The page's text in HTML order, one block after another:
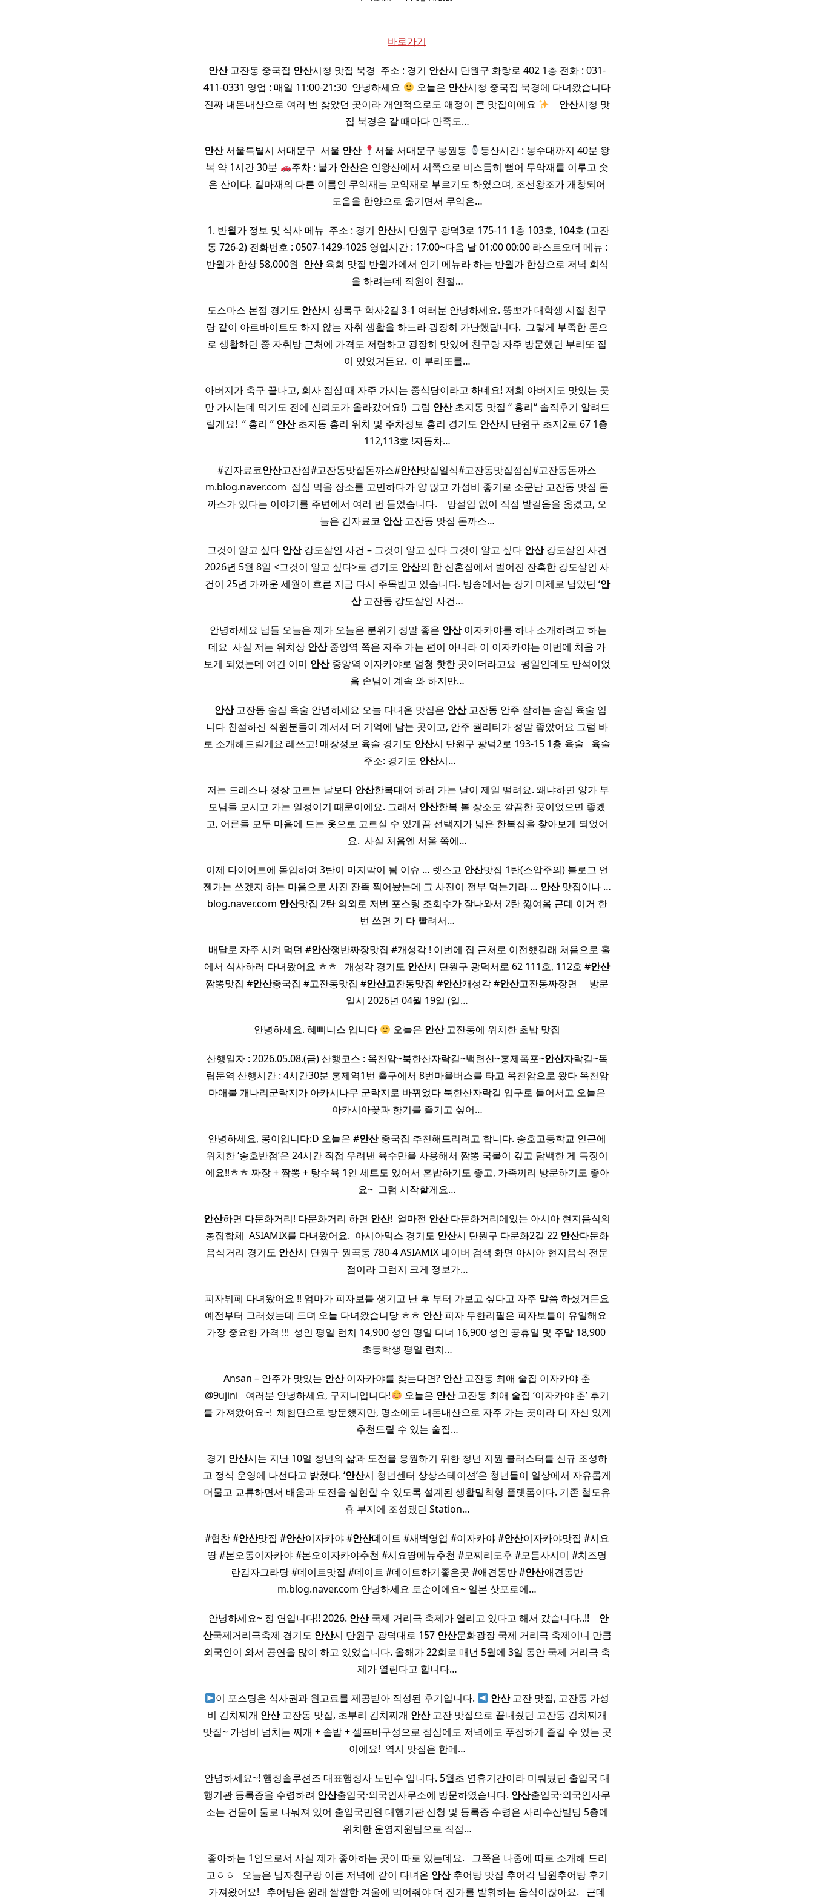
바로가기
안산고잔동 중국집 안산시청 맛집 북경 ​ 주소 : 경기 안산시 단원구 화랑로 402 1층 전화 : 031-
411-0331 영업 : 매일 11:00-21:30 ​ 안녕하세요
오늘은 안산시청 중국집 북경에 다녀왔습니다
진짜 내돈내산으로 여러 번 찾았던 곳이라 개인적으로도 애정이 큰 맛집이에요
안산시청 맛
집 북경은 갈 때마다 만족도…
안산서울특별시 서대문구 ​ 서울 안산 서울 서대문구 봉원동
등산시간 : 봉수대까지 40분 왕
복 약 1시간 30분
주차 : 불가 안산은 인왕산에서 서쪽으로 비스듬히 뻗어 무악재를 이루고 솟
은 산이다. 길마재의 다른 이름인 무악재는 모악재로 부르기도 하였으며, 조선왕조가 개창되어
도읍을 한양으로 옮기면서 무악은…
​ 1. 반월가 정보 및 식사 메뉴 ​ 주소 : 경기 안산시 단원구 광덕3로 175-11 1층 103호, 104호 (고잔
동 726-2) 전화번호 : 0507-1429-1025 영업시간 : 17:00~다음 날 01:00 00:00 라스트오더 메뉴 :
반월가 한상 58,000원 ​ 안산육회 맛집 반월가에서 인기 메뉴라 하는 반월가 한상으로 저녁 회식
을 하려는데 직원이 친절…
도스마스 본점 경기도 안산시 상록구 학사2길 3-1 여러분 안녕하세요. 뚱뽀가 대학생 시절 친구
랑 같이 아르바이트도 하지 않는 자취 생활을 하느라 굉장히 가난했답니다. ​ 그렇게 부족한 돈으
로 생활하던 중 자취방 근처에 가격도 저렴하고 굉장히 맛있어 친구랑 자주 방문했던 부리또 집
이 있었거든요. ​ 이 부리또를…
아버지가 축구 끝나고, 회사 점심 때 자주 가시는 중식당이라고 하네요! 저희 아버지도 맛있는 곳
만 가시는데 먹기도 전에 신뢰도가 올라갔어요!) ​ 그럼 안산초지동 맛집 “ 홍리“ 솔직후기 알려드
릴게요! ​ “ 홍리 ” 안산초지동 홍리 위치 및 주차정보 홍리 경기도 안산시 단원구 초지2로 67 1층
112,113호 !자동차…
#긴자료코안산고잔점#고잔동맛집돈까스#안산맛집일식#고잔동맛집점심#고잔동돈까스
m.blog.naver.com ​ 점심 먹을 장소를 고민하다가 양 많고 가성비 좋기로 소문난 고잔동 맛집 돈
까스가 있다는 이야기를 주변에서 여러 번 들었습니다. ​ ​ ​ 망설임 없이 직접 발걸음을 옮겼고, 오
늘은 긴자료코 안산고잔동 맛집 돈까스…
그것이 알고 싶다 안산강도살인 사건 – 그것이 알고 싶다 그것이 알고 싶다 안산강도살인 사건
2026년 5월 8일 <그것이 알고 싶다>로 경기도 안산의 한 신혼집에서 벌어진 잔혹한 강도살인 사
건이 25년 가까운 세월이 흐른 지금 다시 주목받고 있습니다. 방송에서는 장기 미제로 남았던 ‘안
산고잔동 강도살인 사건…
​ 안녕하세요 님들 오늘은 제가 오늘은 분위기 정말 좋은 안산이자카야를 하나 소개하려고 하는
데요 ​ 사실 저는 위치상 안산중앙역 쪽은 자주 가는 편이 아니라 이 이자카야는 이번에 처음 가
보게 되었는데 여긴 이미 안산중앙역 이자카야로 엄청 핫한 곳이더라고요 ​ 평일인데도 만석이었
음 손님이 계속 와 하지만…
안산고잔동 술집 육술 안녕하세요 오늘 다녀온 맛집은 안산고잔동 안주 잘하는 술집 육술 입
니다 친절하신 직원분들이 계서서 더 기억에 남는 곳이고, 안주 퀄리티가 정말 좋았어요 그럼 바
로 소개해드릴게요 레쓰고! 매장정보 육술 경기도 안산시 단원구 광덕2로 193-15 1층 육술 ​ ​ 육술
​ ​ 주소: 경기도 안산시…
​ 저는 드레스나 정장 고르는 날보다 안산한복대여 하러 가는 날이 제일 떨려요. 왜냐하면 양가 부
모님들 모시고 가는 일정이기 때문이에요. 그래서 안산한복 볼 장소도 깔끔한 곳이었으면 좋겠
고, 어른들 모두 마음에 드는 옷으로 고르실 수 있게끔 선택지가 넓은 한복집을 찾아보게 되었어
요. ​ 사실 처음엔 서울 쪽에…
이제 다이어트에 돌입하여 3탄이 마지막이 됨 이슈 … 렛스고 안산맛집 1탄(스압주의) 블로그 언
젠가는 쓰겠지 하는 마음으로 사진 잔뜩 찍어놨는데 그 사진이 전부 먹는거라 … 안산맛집이나 …
blog.naver.com 안산맛집 2탄 의외로 저번 포스팅 조회수가 잘나와서 2탄 낋여옴 근데 이거 한
번 쓰면 기 다 빨려서…
​ ​ 배달로 자주 시켜 먹던 #안산쟁반짜장맛집 #개성각 ! 이번에 집 근처로 이전했길래 처음으로 홀
에서 식사하러 다녀왔어요 ㅎㅎ ​ ​ 개성각 경기도 안산시 단원구 광덕서로 62 111호, 112호 #안산
짬뽕맛집 #안산중국집 #고잔동맛집 #안산고잔동맛집 #안산개성각 #안산고잔동짜장면 ​ ​ ​ ​ 방문
일시 2026년 04월 19일 (일…
안녕하세요. 혜삐니스 입니다 오늘은 안산고잔동에 위치한 초밥 맛집
산행일자 : 2026.05.08.(금) 산행코스 : 옥천암~북한산자락길~백련산~홍제폭포~안산자락길~독
립문역 산행시간 : 4시간30분 홍제역1번 출구에서 8번마을버스를 타고 옥천암으로 왔다 옥천암
마애불 개나리군락지가 아카시나무 군락지로 바뀌었다 북한산자락길 입구로 들어서고 오늘은
아카시아꽃과 향기를 즐기고 싶어…
안녕하세요, 몽이입니다:D 오늘은 #안산중국집 추천해드리려고 합니다. 송호고등학교 인근에
위치한 ‘송호반점’은 24시간 직접 우려낸 육수만을 사용해서 짬뽕 국물이 깊고 담백한 게 특징이
에요!!ㅎㅎ 짜장 + 짬뽕 + 탕수육 1인 세트도 있어서 혼밥하기도 좋고, 가족끼리 방문하기도 좋아
요~ ​ 그럼 시작할게요…
안산하면 다문화거리! 다문화거리 하면 안산! ​ 얼마전 안산다문화거리에있는 아시아 현지음식의
총집합체 ​ ASIAMIX를 다녀왔어요. ​ 아시아믹스 경기도 안산시 단원구 다문화2길 22 안산다문화
음식거리 경기도 안산시 단원구 원곡동 780-4 ASIAMIX 네이버 검색 화면 아시아 현지음식 전문
점이라 그런지 크게 정보가…
피자뷔페 다녀왔어요 !! 엄마가 피자보틀 생기고 난 후 부터 가보고 싶다고 자주 말씀 하셨거든요
예전부터 그러셨는데 드뎌 오늘 다녀왔습니당 ㅎㅎ 안산피자 무한리필은 피자보틀이 유일해요 ​
가장 중요한 가격 !!! ​ 성인 평일 런치 14,900 성인 평일 디너 16,900 성인 공휴일 및 주말 18,900 ​
초등학생 평일 런치…
​ ​ Ansan – 안주가 맛있는 안산이자카야를 찾는다면? 안산고잔동 최애 술집 이자카야 춘 ​ ​
@9ujini ​ ​ 여러분 안녕하세요, 구지니입니다!
오늘은 안산고잔동 최애 술집 ‘이자카야 춘’ 후기
를 가져왔어요~! ​ 체험단으로 방문했지만, 평소에도 내돈내산으로 자주 가는 곳이라 더 자신 있게
추천드릴 수 있는 술집…
경기 안산시는 지난 10일 청년의 삶과 도전을 응원하기 위한 청년 지원 클러스터를 신규 조성하
고 정식 운영에 나선다고 밝혔다. ‘안산시 청년센터 상상스테이션’은 청년들이 일상에서 자유롭게
머물고 교류하면서 배움과 도전을 실현할 수 있도록 설계된 생활밀착형 플랫폼이다. 기존 철도유
휴 부지에 조성됐던 Station…
#협찬 #안산맛집 #안산이자카야 #안산데이트 #새벽영업 #이자카야 #안산이자카야맛집 #시요
땅 #본오동이자카야 #본오이자카야추천 #시요땅메뉴추천 #모찌리도후 #모듬사시미 #치즈명
란감자그라탕 #데이트맛집 #데이트 #데이트하기좋은곳 #애견동반 #안산애견동반
m.blog.naver.com 안녕하세요 토순이에요~ 일본 삿포로에…
​ 안녕하세요~ 정 연입니다!! 2026. 안산국제 거리극 축제가 열리고 있다고 해서 갔습니다..!! ​ ​ ​ 안
산국제거리극축제 경기도 안산시 단원구 광덕대로 157 안산문화광장 국제 거리극 축제이니 만큼
외국인이 와서 공연을 많이 하고 있었습니다. 올해가 22회로 매년 5월에 3일 동안 국제 거리극 축
제가 열린다고 합니다…
이 포스팅은 식사권과 원고료를 제공받아 작성된 후기입니다. 안산고잔 맛집, 고잔동 가성
비 김치찌개 안산고잔동 맛집, 초부리 김치찌개 안산고잔 맛집으로 끝내줬던 고잔동 김치찌개
맛집~ 가성비 넘치는 찌개 + 솥밥 + 셀프바구성으로 점심에도 저녁에도 푸짐하게 즐길 수 있는 곳
이에요! ​ 역시 맛집은 한메…
안녕하세요~! 행정솔루션즈 대표행정사 노민수 입니다. 5월초 연휴기간이라 미뤄뒀던 출입국 대
행기관 등록증을 수령하려 안산출입국·외국인사무소에 방문하였습니다. 안산출입국·외국인사무
소는 건물이 둘로 나눠져 있어 출입국민원 대행기관 신청 및 등록증 수령은 사리수산빌딩 5층에
위치한 운영지원팀으로 직접…
좋아하는 1인으로서 사실 제가 좋아하는 곳이 따로 있는데요. ​ ​ 그쪽은 나중에 따로 소개해 드리
고ㅎㅎ ​ ​ 오늘은 남자친구랑 이른 저녁에 같이 다녀온 안산추어탕 맛집 추어각 남원추어탕 후기
가져왔어요! ​ ​ 추어탕은 원래 쌀쌀한 겨울에 먹어줘야 더 진가를 발휘하는 음식이잖아요. ​ ​ 근데